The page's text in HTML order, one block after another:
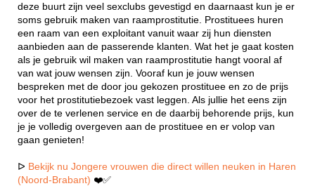
deze buurt zijn veel sexclubs gevestigd en daarnaast kun je er
soms gebruik maken van raamprostitutie. Prostituees huren
een raam van een exploitant vanuit waar zij hun diensten
aanbieden aan de passerende klanten. Wat het je gaat kosten
als je gebruik wil maken van raamprostitutie hangt vooral af
van wat jouw wensen zijn. Vooraf kun je jouw wensen
bespreken met de door jou gekozen prostituee en zo de prijs
voor het prostitutiebezoek vast leggen. Als jullie het eens zijn
over de te verlenen service en de daarbij behorende prijs, kun
je je volledig overgeven aan de prostituee en er volop van
gaan genieten!
ᐅ Bekijk nu Jongere vrouwen die direct willen neuken in Haren
(Noord-Brabant) ❤️✅